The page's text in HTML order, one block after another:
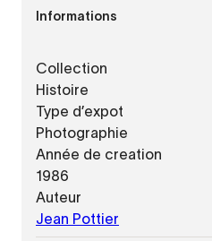
Informations
Collection
Histoire
Type d’expot
Photographie
Année de creation
1986
Auteur
Jean Pottier